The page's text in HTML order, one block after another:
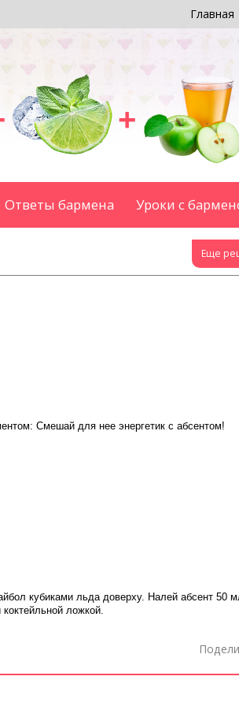
Главная
+
Ответы бармена Уроки с
Еще
Смешай для нее энергетик с абсентом!
кубиками льда доверху. Налей абсент 50
ложкой.